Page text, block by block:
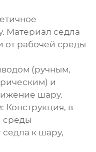
Материал седла
от рабочей среды
(ручным,
и
шару.
Конструкция, в
среды
к шару,